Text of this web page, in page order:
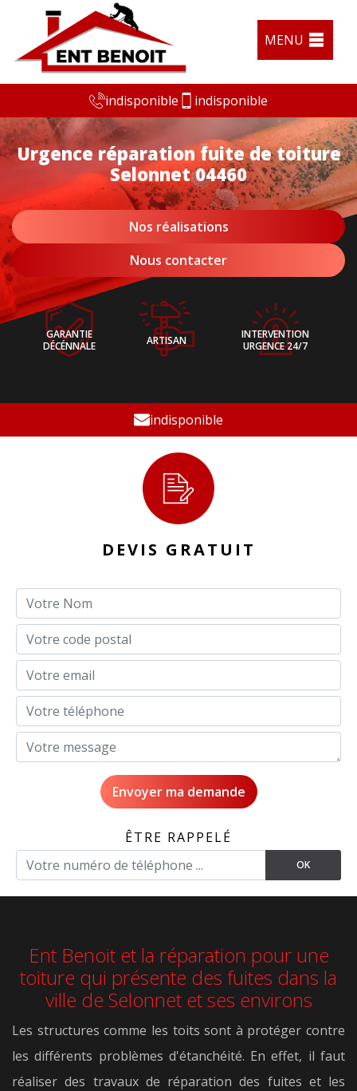
MENU
indisponible indisponible
Urgence réparation fuite de toiture
Selonnet 04460
Nos réalisations
Nous contacter
GARANTIE
DÉCÉNNALE
ARTISAN
INTERVENTION
URGENCE 24/7
indisponible
DEVIS GRATUIT
ÊTRE RAPPELÉ
Ent Benoit et la réparation pour une
toiture qui présente des fuites dans la
ville de Selonnet et ses environs
Les structures comme les toits sont à protéger contre
les différents problèmes d'étanchéité. En effet, il faut
réaliser des travaux de réparation des fuites et les